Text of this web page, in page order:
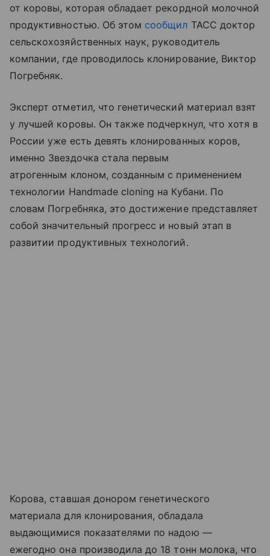
от коровы, которая обладает рекордной молочной
продуктивностью. Об этом сообщил ТАСС доктор
сельскохозяйственных наук, руководитель
компании, где проводилось клонирование, Виктор
Погребняк.
Эксперт отметил, что генетический материал взят
у лучшей коровы. Он также подчеркнул, что хотя в
России уже есть девять клонированных коров,
именно Звездочка стала первым
атрогенным клоном, созданным с применением
технологии Handmade cloning на Кубани. По
словам Погребняка, это достижение представляет
собой значительный прогресс и новый этап в
развитии продуктивных технологий.
Корова, ставшая донором генетического
материала для клонирования, обладала
выдающимися показателями по надою —
ежегодно она производила до 18 тонн молока, что